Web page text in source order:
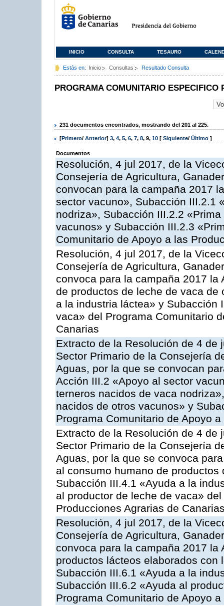
INICIO CONSULTA TESAURO
Estás en: Inicio Consultas Resultado Consulta
PROGRAMA COMUNITARIO ESPECIFICO
231 documentos encontrados, mostrando del 201 al 225.
[Primero/ Anterior] 3, 4, 5, 6, 7, 8, 9, 10 [ Siguiente/ Último ]
Documentos
Resolución, 4 jul 2017, de la
Consejería de Agricultura,
convocan para la campaña 2017
sector vacuno», Subacción III.2.1
nodriza», Subacción III.2.2
vacunos» y Subacción III.2.3
Comunitario de Apoyo a las
Resolución, 4 jul 2017, de la
Consejería de Agricultura,
convoca para la campaña 2017
de productos de leche de vaca
a la industria láctea» y Subacción
vaca» del Programa Comunitario
Canarias
Extracto de la Resolución de 4
Sector Primario de la Consejería
Aguas, por la que se convocan
Acción III.2 «Apoyo al sector
terneros nacidos de vaca
nacidos de otros vacunos» y
Programa Comunitario de Apoyo
Extracto de la Resolución de 4
Sector Primario de la Consejería
Aguas, por la que se convoca
al consumo humano de
Subacción III.4.1 «Ayuda a la
al productor de leche de vaca»
Producciones Agrarias de
Resolución, 4 jul 2017, de la
Consejería de Agricultura,
convoca para la campaña 2017
productos lácteos elaborados
Subacción III.6.1 «Ayuda a la
Subacción III.6.2 «Ayuda al
Programa Comunitario de Apoyo